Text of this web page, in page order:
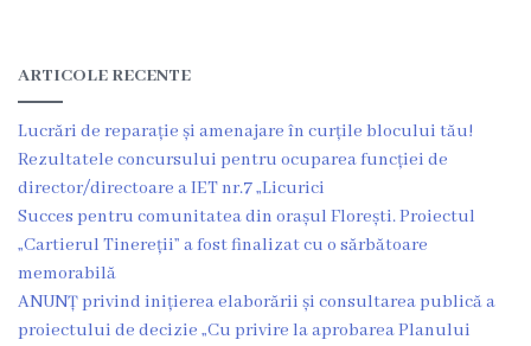
în
derulare
Proiecte
prioritare
spre
finanțare
ARTICOLE RECENTE
Lucrări de reparație și amenajare în curțile blocului tău!
Rezultatele concursului pentru ocuparea funcției de
director/directoare a IET nr.7 „Licurici
Succes pentru comunitatea din orașul Florești. Proiectul
„Cartierul Tinereții” a fost finalizat cu o sărbătoare
memorabilă
ANUNȚ privind inițierea elaborării și consultarea publică a
proiectului de decizie „Cu privire la aprobarea Planului